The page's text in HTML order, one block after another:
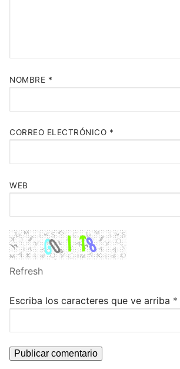
NOMBRE *
CORREO ELECTRÓNICO *
WEB
Refresh
Escriba los caracteres que ve arriba *